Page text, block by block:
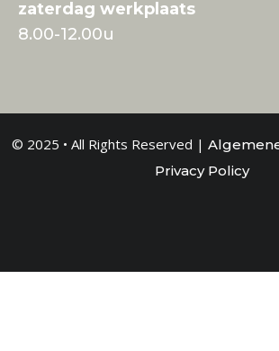
zaterdag werkplaats
8.00-12.00u
© 2025 • All Rights Reserved |
Privacy Policy